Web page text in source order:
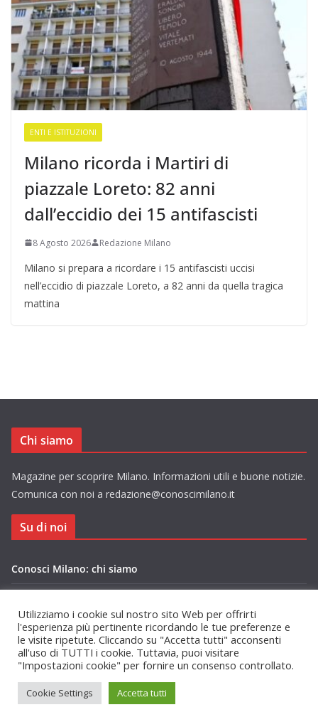
ENTI E ISTITUZIONI
Milano ricorda i Martiri di
piazzale Loreto: 82 anni
dall’eccidio dei 15 antifascisti
8 Agosto 2026 Redazione Milano
Milano si prepara a ricordare i 15 antifascisti uccisi
nell’eccidio di piazzale Loreto, a 82 anni da quella tragica
mattina
Chi siamo
Magazine per scoprire Milano. Informazioni utili e buone notizie.
Comunica con noi a redazione@conoscimilano.it
Su di noi
Conosci Milano: chi siamo
Copyright © 2026Conosci Milano
Tema:ColorMag di ThemeGrill. Powered by
Utilizziamo i cookie sul nostro sito Web per offrirti
l'esperienza più pertinente ricordando le tue preferenze e
le visite ripetute. Cliccando su "Accetta tutti" acconsenti
all'uso di TUTTI i cookie. Tuttavia, puoi visitare
"Impostazioni cookie" per fornire un consenso controllato.
Cookie Settings Accetta tutti